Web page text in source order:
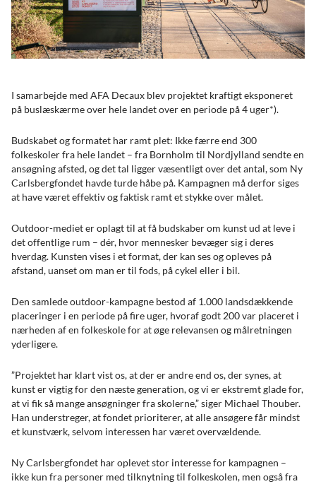
I samarbejde med AFA Decaux blev projektet kraftigt eksponeret
på buslæskærme over hele landet over en periode på 4 uger*).
Budskabet og formatet har ramt plet: Ikke færre end 300
folkeskoler fra hele landet – fra Bornholm til Nordjylland sendte en
ansøgning afsted, og det tal ligger væsentligt over det antal, som Ny
Carlsbergfondet havde turde håbe på. Kampagnen må derfor siges
at have været effektiv og faktisk ramt et stykke over målet.
Outdoor-mediet er oplagt til at få budskaber om kunst ud at leve i
det offentlige rum – dér, hvor mennesker bevæger sig i deres
hverdag. Kunsten vises i et format, der kan ses og opleves på
afstand, uanset om man er til fods, på cykel eller i bil.
Den samlede outdoor-kampagne bestod af 1.000 landsdækkende
placeringer i en periode på fire uger, hvoraf godt 200 var placeret i
nærheden af en folkeskole for at øge relevansen og målretningen
yderligere.
”Projektet har klart vist os, at der er andre end os, der synes, at
kunst er vigtig for den næste generation, og vi er ekstremt glade for,
at vi fik så mange ansøgninger fra skolerne,” siger Michael Thouber.
Han understreger, at fondet prioriterer, at alle ansøgere får mindst
et kunstværk, selvom interessen har været overvældende.
Ny Carlsbergfondet har oplevet stor interesse for kampagnen –
ikke kun fra personer med tilknytning til folkeskolen, men også fra